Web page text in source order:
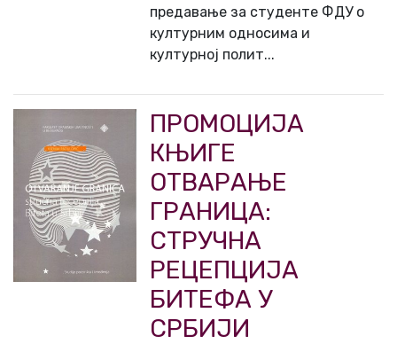
предавање за студенте ФДУ о
културним односима и
културној полит...
ПРОМОЦИЈА
КЊИГЕ
ОТВАРАЊЕ
ГРАНИЦА:
СТРУЧНА
РЕЦЕПЦИЈА
БИТЕФА У
СРБИЈИ